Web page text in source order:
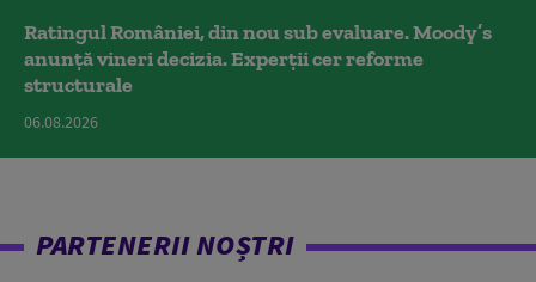
Ratingul României, din nou sub evaluare. Moody’s
anunță vineri decizia. Experții cer reforme
structurale
06.08.2026
PARTENERII NOȘTRI